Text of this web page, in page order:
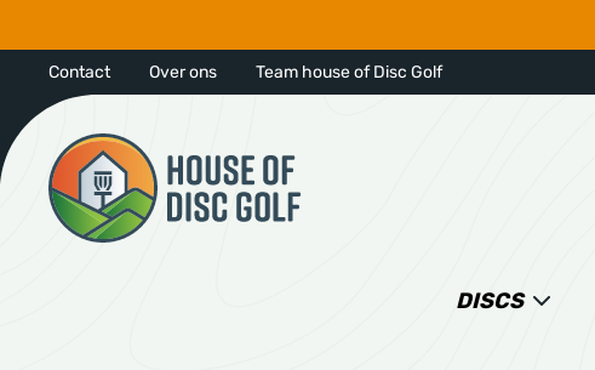
Contact Over ons Team house of Disc Golf
DISCS